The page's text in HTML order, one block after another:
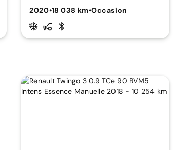
2020•18 038 km•Occasion